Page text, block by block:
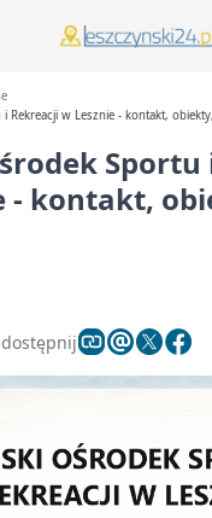
Rekreacji w Lesznie - kontakt,
Sportu
- kontakt,